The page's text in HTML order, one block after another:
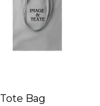
Tote Bag